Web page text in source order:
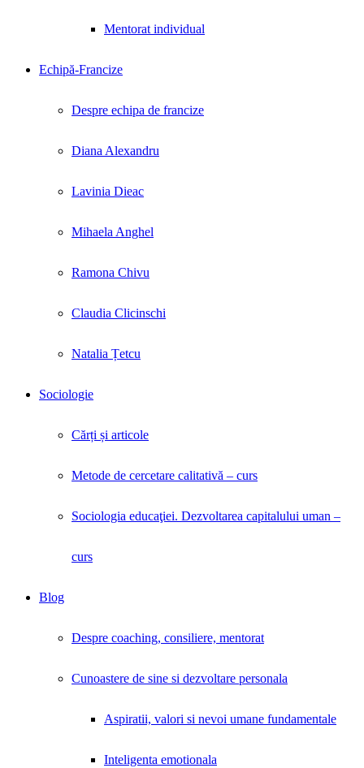
Mentorat individual
Echipă-Francize
Despre echipa de francize
Diana Alexandru
Lavinia Dieac
Mihaela Anghel
Ramona Chivu
Claudia Clicinschi
Natalia Țetcu
Sociologie
Cărți și articole
Metode de cercetare calitativă – curs
Sociologia educaţiei. Dezvoltarea capitalului uman –
curs
Blog
Despre coaching, consiliere, mentorat
Cunoastere de sine si dezvoltare personala
Aspiratii, valori si nevoi umane fundamentale
Inteligenta emotionala